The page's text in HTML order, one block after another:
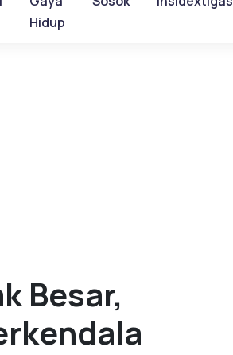
Hidup
Besar,